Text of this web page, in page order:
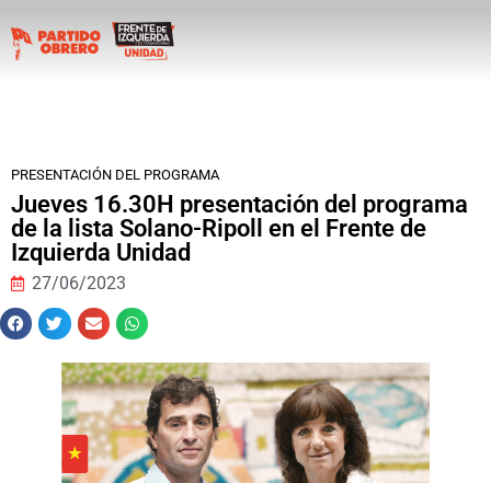
PRESENTACIÓN DEL PROGRAMA
Jueves 16.30H presentación del programa
de la lista Solano-Ripoll en el Frente de
Izquierda Unidad
27/06/2023